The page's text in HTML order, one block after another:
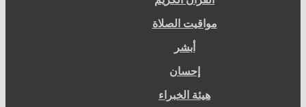
مواقيت الصلاة
أبشر
إحسان
هيئة الخبراء